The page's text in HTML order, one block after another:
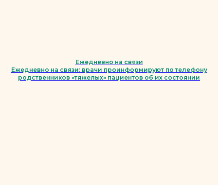
Ежедневно на связи
Ежедневно на связи: врачи проинформируют по телефону
родственников «тяжелых» пациентов об их состоянии